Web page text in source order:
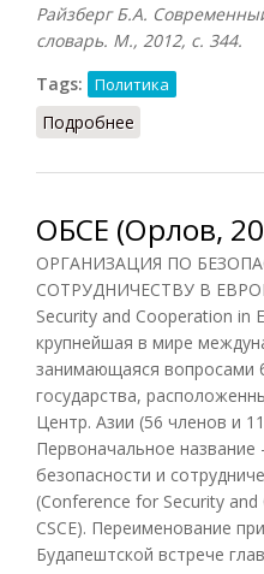
Райзберг Б.А.
словарь. М., 2012, с. 344.
Tags:
Политика
Подробнее
ОБСЕ (Орлов,
ОРГАНИЗАЦИЯ ПО
СОТРУДНИЧЕСТВУ В
Security and Cooperation in
крупнейшая в мире
занимающаяся вопросами
государства,
Центр. Азии (56 членов и
Первоначальное
безопасности и
(Conference for Security
CSCE). Переименование
Будапештской встрече